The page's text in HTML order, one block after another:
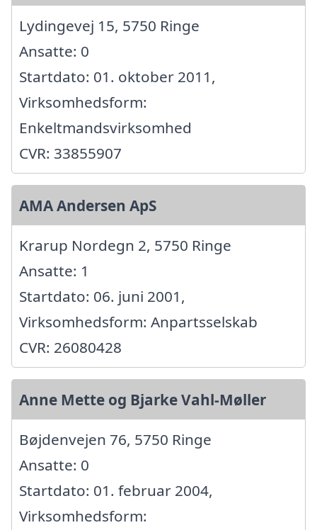
Lydingevej 15, 5750 Ringe
Ansatte: 0
Startdato: 01. oktober 2011,
Virksomhedsform:
Enkeltmandsvirksomhed
CVR: 33855907
AMA Andersen ApS
Krarup Nordegn 2, 5750 Ringe
Ansatte: 1
Startdato: 06. juni 2001,
Virksomhedsform: Anpartsselskab
CVR: 26080428
Anne Mette og Bjarke Vahl-Møller
Bøjdenvejen 76, 5750 Ringe
Ansatte: 0
Startdato: 01. februar 2004,
Virksomhedsform: